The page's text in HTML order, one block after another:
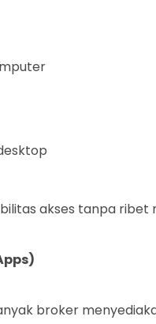
akses tanpa
broker